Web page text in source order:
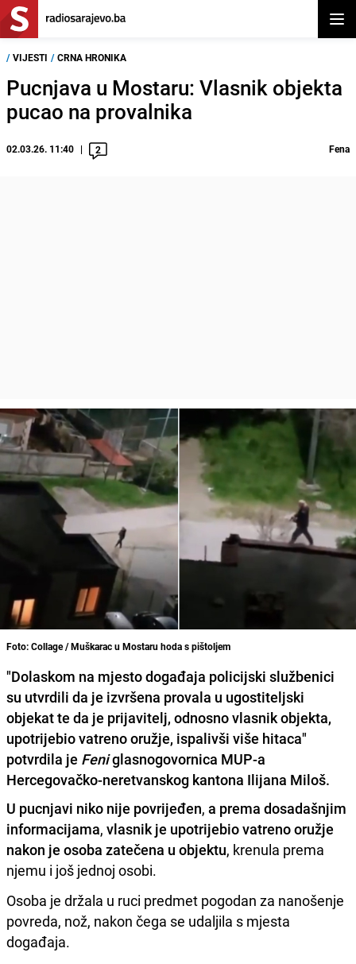
/ VIJESTI / CRNA HRONIKA
Pucnjava u Mostaru: Vlasnik objekta
pucao na provalnika
02.03.26. 11:40 2 Fena
Foto: Collage / Muškarac u Mostaru hoda s pištoljem
"Dolaskom na mjesto događaja policijski službenici
su utvrdili da je izvršena provala u ugostiteljski
objekat te da je prijavitelj, odnosno vlasnik objekta,
upotrijebio vatreno oružje, ispalivši više hitaca"
potvrdila je Feniglasnogovornica MUP-a
Hercegovačko-neretvanskog kantona Ilijana Miloš.
U pucnjavi niko nije povrijeđen, a prema dosadašnjim
informacijama, vlasnik je upotrijebio vatreno oružje
nakon je osoba zatečena u objektu, krenula prema
njemu i još jednoj osobi.
Osoba je držala u ruci predmet pogodan za nanošenje
povreda, nož, nakon čega se udaljila s mjesta
događaja.